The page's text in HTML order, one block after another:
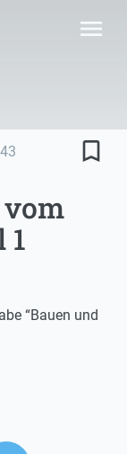
menu
bookmark_border
1
“Bauen und